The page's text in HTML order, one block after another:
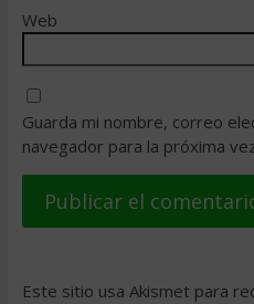
Web
Guarda mi nombre, correo
navegador para la próxima
Este sitio usa Akismet para